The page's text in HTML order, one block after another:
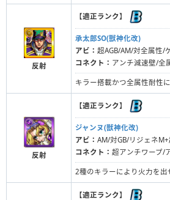
反射
【適正ランク】
承太郎SO(獣神化改)
アビ： 超AGB/AM/対全属性/
コネクト： アンチ減速壁/全
キラー搭載かつ全属性耐性
反射
【適正ランク】
ジャンヌ(獣神化改)
アビ： AM/対GB/リジェネM+
コネクト： 超アンチワープ/
2種のキラーにより火力を出
【適正ランク】